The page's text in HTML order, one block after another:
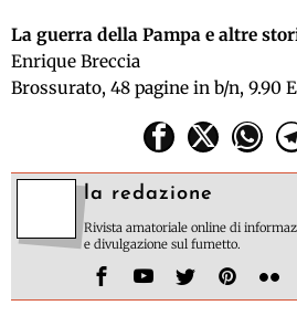
La guerra della Pampa e altre
Enrique Breccia
Brossurato, 48 pagine in b/n, 9.90
la redazione
Rivista amatoriale online di
e divulgazione sul fumetto.